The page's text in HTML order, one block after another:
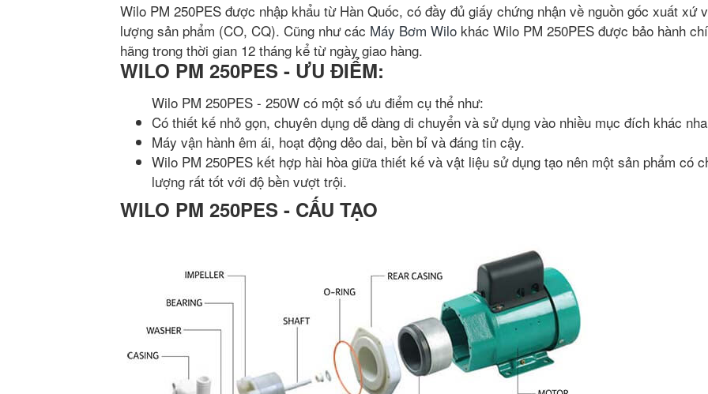
Wilo PM 250PES được nhập khẩu từ Hàn Quốc, có đầy đủ giấy chứng nhận về nguồn gốc xuất xứ
lượng sản phẩm (CO, CQ). Cũng như các Máy Bơm Wilo khác Wilo PM 250PES được bảo hành
hãng trong thời gian 12 tháng kể từ ngày giao hàng.
WILO PM 250PES - ƯU ĐIỂM:
Wilo PM 250PES - 250W có một số ưu điểm cụ thể như:
Có thiết kế nhỏ gọn, chuyên dụng dễ dàng di chuyển và sử dụng vào nhiều mục đích khác
Máy vận hành êm ái, hoạt động dẻo dai, bền bỉ và đáng tin cậy.
Wilo PM 250PES kết hợp hài hòa giữa thiết kế và vật liệu sử dụng tạo nên một sản phẩm có
lượng rất tốt với độ bền vượt trội.
WILO PM 250PES - CẤU TẠO